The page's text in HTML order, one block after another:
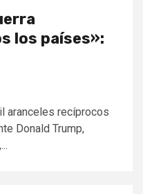
los países»:
aranceles recíprocos
Donald Trump,